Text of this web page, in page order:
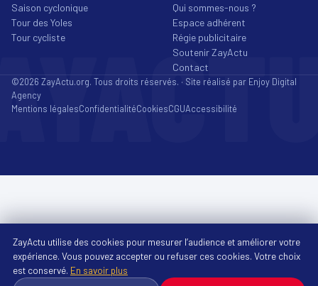
Saison cyclonique
Tour des Yoles
Tour cycliste
Qui sommes-nous ?
Espace adhérent
Régie publicitaire
Soutenir ZayActu
Contact
©2026 ZayActu.org. Tous droits réservés. · Site réalisé par Enjoy Digital
Agency
Mentions légalesConfidentialitéCookiesCGUAccessibilité
ZayActu utilise des cookies pour mesurer l’audience et améliorer votre
expérience. Vous pouvez accepter ou refuser ces cookies. Votre choix
est conservé. En savoir plus